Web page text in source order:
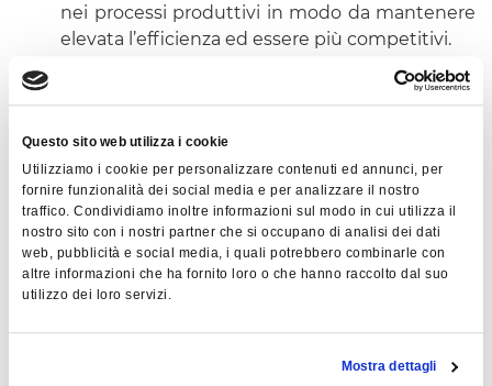
Questo sito web utilizza i cookie
Utilizziamo i cookie per personalizzare contenuti ed annunci, per
fornire funzionalità dei social media e per analizzare il nostro
traffico. Condividiamo inoltre informazioni sul modo in cui utilizza il
nostro sito con i nostri partner che si occupano di analisi dei dati
web, pubblicità e social media, i quali potrebbero combinarle con
altre informazioni che ha fornito loro o che hanno raccolto dal suo
utilizzo dei loro servizi.
Mostra dettagli
nei processi produttivi in modo da mantenere
elevata l’efficienza ed essere più competitivi.
I principali vantaggi organizzativi ed economici
ottenuti con l’installazione della
soluzioneSTAIN+sono:
Contabilizzazione automaticadei tempi e
dei pezzi buoni e scarti con esatta
costificazione per ogni fase